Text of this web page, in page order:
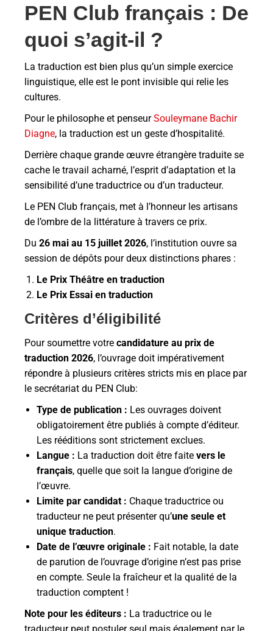
PEN Club français : De
quoi s’agit-il ?
La traduction est bien plus qu’un simple exercice
linguistique, elle est le pont invisible qui relie les
cultures.
Pour le philosophe et penseurSouleymane Bachir
Diagne, la traduction est un geste d’hospitalité.
Derrière chaque grande œuvre étrangère traduite se
cache le travail acharné, l’esprit d’adaptation et la
sensibilité d’une traductrice ou d’un traducteur.
Le PEN Club français, met à l’honneur les artisans
de l’ombre de la littérature à travers ce prix.
Du 26 mai au 15 juillet 2026, l’institution ouvre sa
session de dépôts pour deux distinctions phares :
Le Prix Théâtre en traduction
Le Prix Essai en traduction
Critères d’éligibilité
Pour soumettre votre candidature au prix de
traduction 2026, l’ouvrage doit impérativement
répondre à plusieurs critères stricts mis en place par
le secrétariat du PEN Club:
Type de publication : Les ouvrages doivent
obligatoirement être publiés à compte d’éditeur.
Les rééditions sont strictement exclues.
Langue : La traduction doit être faite vers le
français, quelle que soit la langue d’origine de
l’œuvre.
Limite par candidat : Chaque traductrice ou
traducteur ne peut présenter qu’une seule et
unique traduction.
Date de l’œuvre originale : Fait notable, la date
de parution de l’ouvrage d’origine n’est pas prise
en compte. Seule la fraîcheur et la qualité de la
traduction comptent !
Note pour les éditeurs : La traductrice ou le
traducteur peut postuler seul mais également par le